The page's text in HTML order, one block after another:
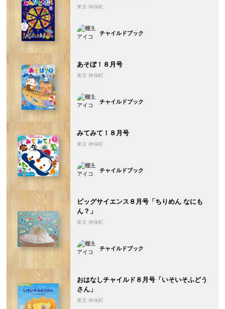
東京 神保町
チャイルドブック
あそぼ！８月号
東京 神保町
チャイルドブック
みてみて！８月号
東京 神保町
チャイルドブック
ビッグサイエンス８月号「ちりめん なにも
ん？」
東京 神保町
チャイルドブック
おはなしチャイルド８月号「いそいそふどう
さん」
東京 神保町